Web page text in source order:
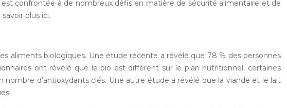
est confrontée à de nombreux défis en matière de sécurité alimentaire et de
plus ici.
aliments biologiques. Une étude récente a révélé que 78 % des personnes
ont révélé que le bio est différent sur le plan nutritionnel, certaines
d’antioxydants clés. Une autre étude a révélé que la viande et le lait